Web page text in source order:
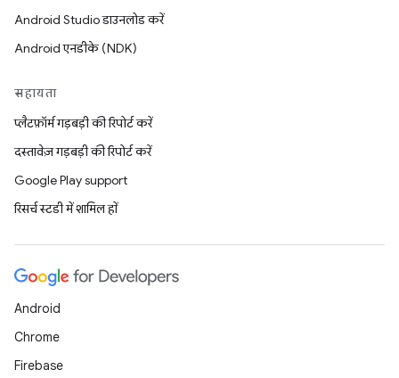
Android Studio डाउनलोड करें
Android एनडीके (NDK)
सहायता
प्लैटफ़ॉर्म गड़बड़ी की रिपोर्ट करें
दस्तावेज़ गड़बड़ी की रिपोर्ट करें
Google Play support
रिसर्च स्टडी में शामिल हों
Android
Chrome
Firebase